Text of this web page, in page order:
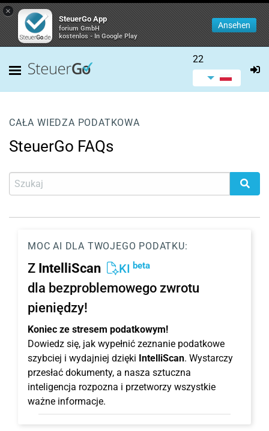
×
SteuerGo App
forium GmbH
kostenlos - In Google Play
Ansehen
22
CAŁA WIEDZA PODATKOWA
SteuerGo FAQs
MOC AI DLA TWOJEGO PODATKU:
Z IntelliScan KI beta
dla bezproblemowego zwrotu
pieniędzy!
Koniec ze stresem podatkowym!
Dowiedz się, jak wypełnić zeznanie podatkowe
szybciej i wydajniej dzięki IntelliScan. Wystarczy
przesłać dokumenty, a nasza sztuczna
inteligencja rozpozna i przetworzy wszystkie
ważne informacje.